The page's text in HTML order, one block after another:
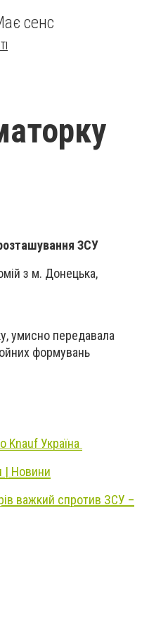
сенс
ЗСУ
з м. Донецька,
умисно передавала
формувань
Knauf Україна
| Новини
важкий спротив ЗСУ –